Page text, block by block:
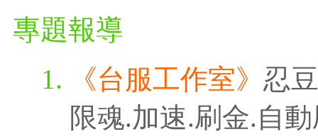
專題報導
《台服工作室》 忍
限魂.加速.刷金.自